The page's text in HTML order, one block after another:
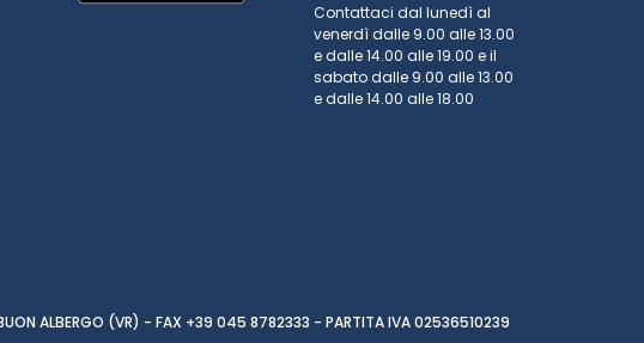
Contattaci dal lunedì al
venerdì dalle 9.00 alle 13.00
e dalle 14.00 alle 19.00 e il
sabato dalle 9.00 alle 13.00
e dalle 14.00 alle 18.00
BUON ALBERGO (VR) - FAX +39 045 8782333 - PARTITA IVA 02536510239